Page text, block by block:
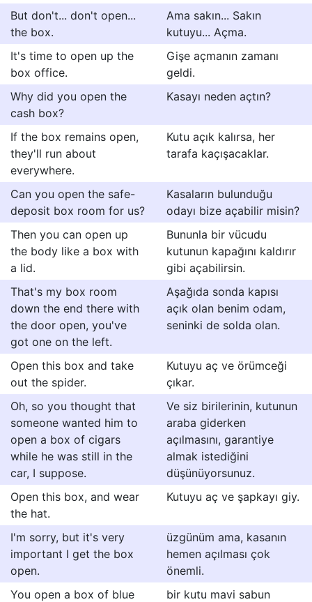
But don't... don't open...
the box.
Ama sakın... Sakın
kutuyu... Açma.
It's time to open up the
box office.
Gişe açmanın zamanı
geldi.
Why did you open the
cash box?
Kasayı neden açtın?
If the box remains open,
they'll run about
everywhere.
Kutu açık kalırsa, her
tarafa kaçışacaklar.
Can you open the safe-
deposit box room for us?
Kasaların bulunduğu
odayı bize açabilir misin?
Then you can open up
the body like a box with
a lid.
Bununla bir vücudu
kutunun kapağını kaldırır
gibi açabilirsin.
That's my box room
down the end there with
the door open, you've
got one on the left.
Aşağıda sonda kapısı
açık olan benim odam,
seninki de solda olan.
Open this box and take
out the spider.
Kutuyu aç ve örümceği
çıkar.
Oh, so you thought that
someone wanted him to
open a box of cigars
while he was still in the
car, I suppose.
Ve siz birilerinin, kutunun
araba giderken
açılmasını, garantiye
almak istediğini
düşünüyorsunuz.
Open this box, and wear
the hat.
Kutuyu aç ve şapkayı giy.
I'm sorry, but it's very
important I get the box
open.
üzgünüm ama, kasanın
hemen açılması çok
önemli.
You open a box of blue
bir kutu mavi sabun